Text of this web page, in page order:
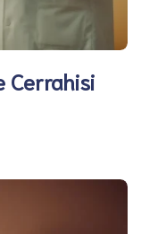
Cerrahisi